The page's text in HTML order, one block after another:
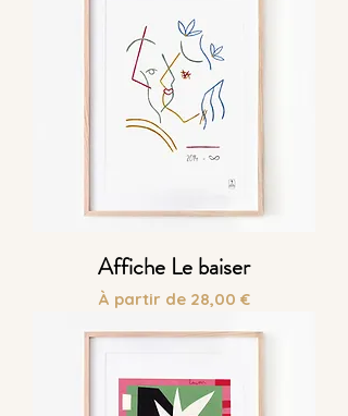
Affiche Le baiser
À partir de 28,00 €
Prix promotionnel